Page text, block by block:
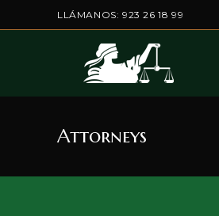
LLÁMANOS: 923 26 18 99
Attorneys